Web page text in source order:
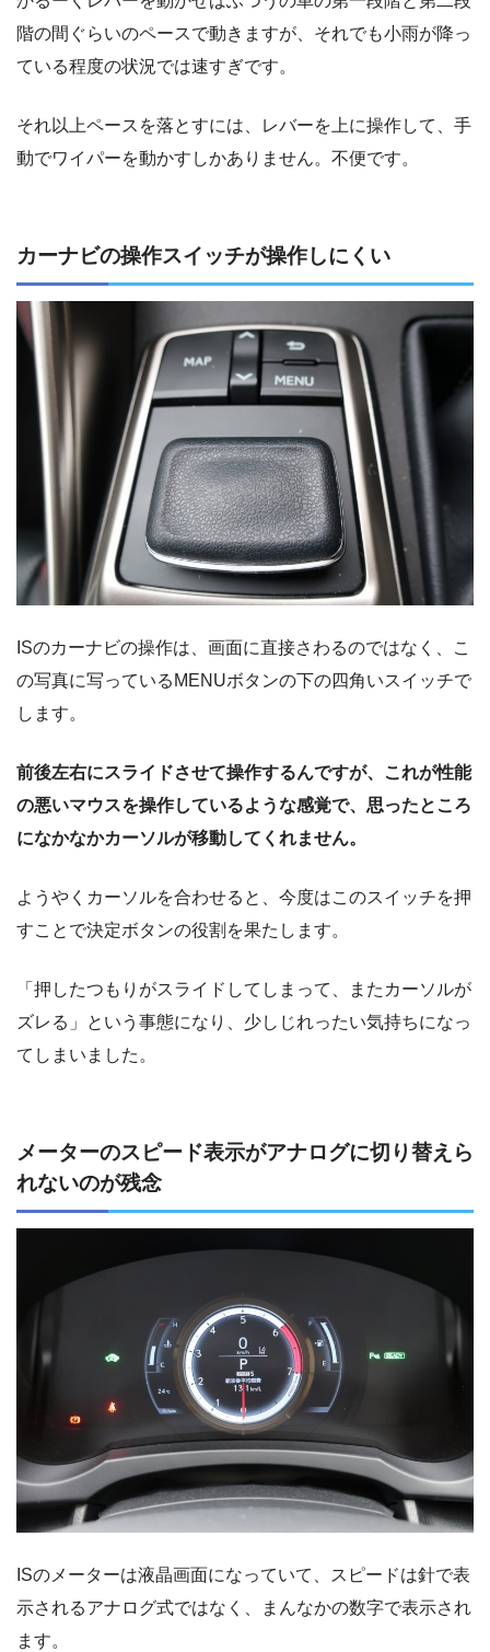
階の間ぐらいのペースで動きますが、それでも小雨が降っ
ている程度の状況では速すぎです。
それ以上ペースを落とすには、レバーを上に操作して、手
動でワイパーを動かすしかありません。不便です。
カーナビの操作スイッチが操作しにくい
ISのカーナビの操作は、画面に直接さわるのではなく、こ
の写真に写っているMENUボタンの下の四角いスイッチで
します。
前後左右にスライドさせて操作するんですが、これが性能
の悪いマウスを操作しているような感覚で、思ったところ
になかなかカーソルが移動してくれません。
ようやくカーソルを合わせると、今度はこのスイッチを押
すことで決定ボタンの役割を果たします。
「押したつもりがスライドしてしまって、またカーソルが
ズレる」という事態になり、少しじれったい気持ちになっ
てしまいました。
メーターのスピード表示がアナログに切り替えら
れないのが残念
ISのメーターは液晶画面になっていて、スピードは針で表
示されるアナログ式ではなく、まんなかの数字で表示され
ます。